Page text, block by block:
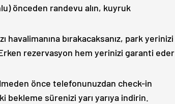
önceden randevu alın, kuyruk
havalimanına bırakacaksanız, park yerinizi
rezervasyon hem yerinizi garanti eder
önce telefonunuzdan check-in
sürenizi yarı yarıya indirin.